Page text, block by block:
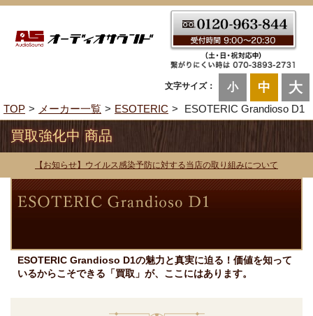
文字サイズ： 小 中 大
TOP メーカー一覧 ESOTERIC ESOTERIC Grandioso D1
買取強化中 商品
【お知らせ】ウイルス感染予防に対する当店の取り組みについて
ESOTERIC Grandioso D1の魅力と真実に迫る！価値を知って
いるからこそできる「買取」が、ここにはあります。